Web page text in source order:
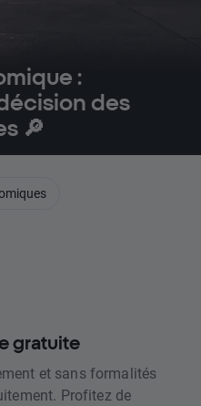
:
des
🔎
gratuite
et sans formalités
Profitez de